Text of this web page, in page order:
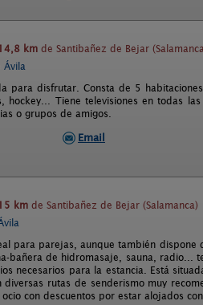
14,8 km de Santibañez de Bejar
Ávila
para disfrutar. Consta de 5
Tiene televisiones en todas
o grupos de amigos.
Email
km de Santibañez de Bejar (Salamanca)
para parejas, aunque también dispone
bañera de hidromasaje, sauna, radio...
necesarios para la estancia. Está
rutas de senderismo muy
con descuentos por estar alojados